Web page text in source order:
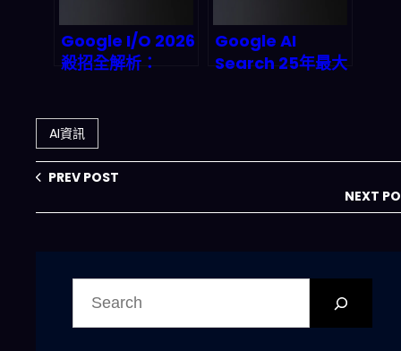
Google I/O 2026
殺招全解析：
擎？開發者搶先看
懂 AI 搜尋的未來
藍圖
Google AI
Search 25年最大
AI資訊
PREV POST
NEXT